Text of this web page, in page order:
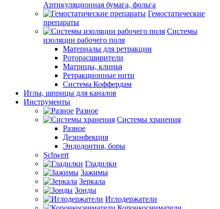
Артикуляционная бумага, фольга
Гемостатические
препараты
Системы
изоляции рабочего поля
Материалы для ретракции
Роторасширители
Матрицы, клинья
Ретракционные нити
Система Коффердам
Иглы, шприцы для каналов
Инструменты
Разное
Системы хранения
Разное
Дезинфекция
Эндодонтия, боры
Schwert
Гладилки
Зажимы
Зеркала
Зонды
Иглодержатели